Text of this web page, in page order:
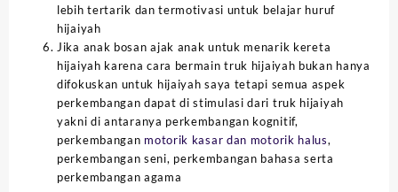
lebih tertarik dan termotivasi untuk belajar huruf
hijaiyah
Jika anak bosan ajak anak untuk menarik kereta
hijaiyah karena cara bermain truk hijaiyah bukan hanya
difokuskan untuk hijaiyah saya tetapi semua aspek
perkembangan dapat di stimulasi dari truk hijaiyah
yakni di antaranya perkembangan kognitif,
perkembangan motorik kasar dan motorik halus,
perkembangan seni, perkembangan bahasa serta
perkembangan agama